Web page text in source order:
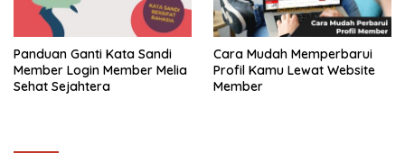
Panduan Ganti Kata Sandi
Member Login Member Melia
Sehat Sejahtera
Cara Mudah Memperbarui
Profil Kamu Lewat Website
Member